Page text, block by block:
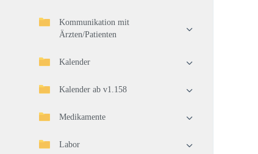
Kommunikation mit
Ärzten/Patienten
Kalender
Kalender ab v1.158
Medikamente
Labor